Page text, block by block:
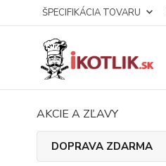
ŠPECIFIKÁCIA TOVARU
AKCIE A ZĽAVY
DOPRAVA ZDARMA